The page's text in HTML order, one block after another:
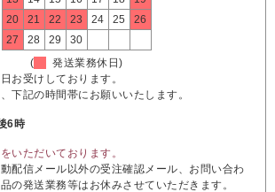
20
21 22 23 24 25
26
27
28 29
30
(
発送業務休日)
お受けしております。
下記の時間帯にお願いいたします。
6時
いただいております。
配信メール以外の受注確認メール、お問い合わ
の発送業務等はお休みさせていただきます。